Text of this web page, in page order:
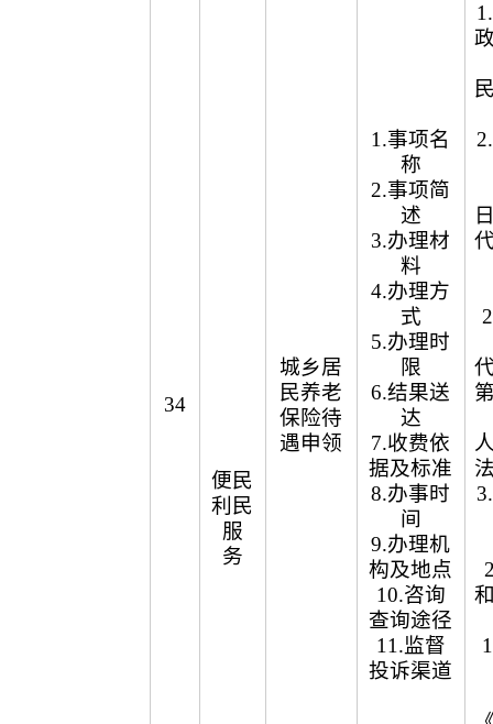
便民
利民
服
务
34
城乡居
民养老
保险待
遇申领
1.事项名
称
2.事项简
述
3.办理材
料
4.办理方
式
5.办理时
限
6.结果送
达
7.收费依
据及标准
8.办事时
间
9.办理机
构及地点
10.咨询
查询途径
11.监督
投诉渠道